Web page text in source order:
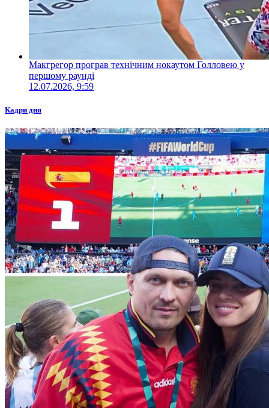
Макгрегор програв технічним нокаутом Голловею у
першому раунді
12.07.2026, 9:59
Кадри дня